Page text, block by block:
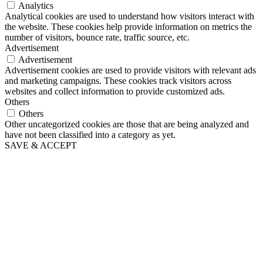
Analytics
Analytical cookies are used to understand how visitors interact with
the website. These cookies help provide information on metrics the
number of visitors, bounce rate, traffic source, etc.
Advertisement
Advertisement
Advertisement cookies are used to provide visitors with relevant ads
and marketing campaigns. These cookies track visitors across
websites and collect information to provide customized ads.
Others
Others
Other uncategorized cookies are those that are being analyzed and
have not been classified into a category as yet.
SAVE & ACCEPT